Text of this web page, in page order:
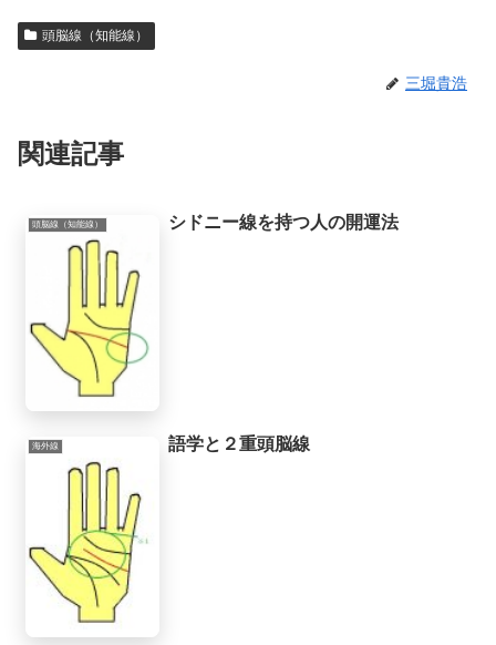
識や人生を取り巻く法則を教えてもらったときに、人生で起こることには、想像
頭脳線（知能線）
三堀貴浩
関連記事
頭脳線（知能線） シドニー線を持つ人の開運法
海外線 語学と２重頭脳線